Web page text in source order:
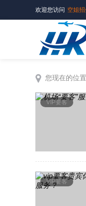
欢迎您访问 空姐招
您现在的位置
VIP要客
VIP要客